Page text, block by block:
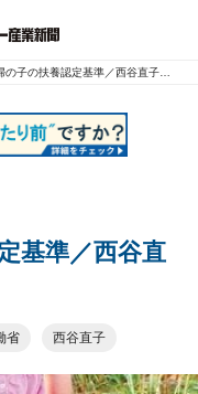
の扶養認定基準／西谷直子（連載１７９）
基準／西谷直
省 西谷直子